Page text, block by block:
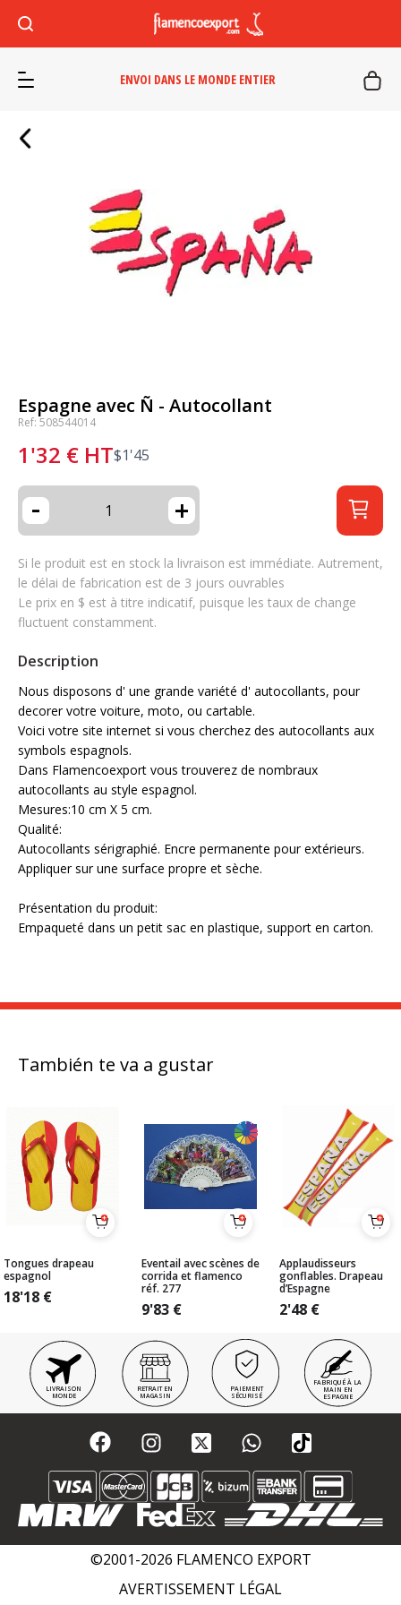
ENVOI DANS LE MONDE ENTIER
Espagne avec Ñ - Autocollant
Ref: 508544014
1'32 € HT$1'45
- +
Si le produit est en stock la livraison est immédiate. Autrement,
le délai de fabrication est de 3 jours ouvrables
Le prix en $ est à titre indicatif, puisque les taux de change
fluctuent constamment.
Description
Nous disposons d' une grande variété d' autocollants, pour
decorer votre voiture, moto, ou cartable.
Voici votre site internet si vous cherchez des autocollants aux
symbols espagnols.
Dans Flamencoexport vous trouverez de nombraux
autocollants au style espagnol.
Mesures:10 cm X 5 cm.
Qualité:
Autocollants sérigraphié. Encre permanente pour extérieurs.
Appliquer sur une surface propre et sèche.
Présentation du produit:
Empaqueté dans un petit sac en plastique, support en carton.
También te va a gustar
Tongues drapeau
espagnol
18'18 €
Eventail avec scènes de
corrida et flamenco
réf. 277
9'83 €
Applaudisseurs
gonflables. Drapeau
d’Espagne
2'48 €
LIVRAISON
MONDE
RETRAIT EN
MAGASIN
PAIEMENT
SÉCURISÉ
FABRIQUÉ À LA
MAIN EN
ESPAGNE
©2001-2026 FLAMENCO EXPORT
AVERTISSEMENT LÉGAL